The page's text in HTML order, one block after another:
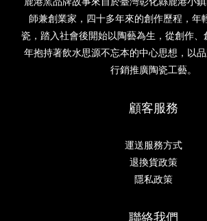
師兼創業家，四十多年來的創作歷程，年
瓷，踏入社會後開始以陶藝為生，從創作
年抱持著飲水思源不忘本的中心思想，以
行銷推廣陶瓷工藝。
顧客服務
運送服務方式
退換貨政策
隱私政策
聯絡我們